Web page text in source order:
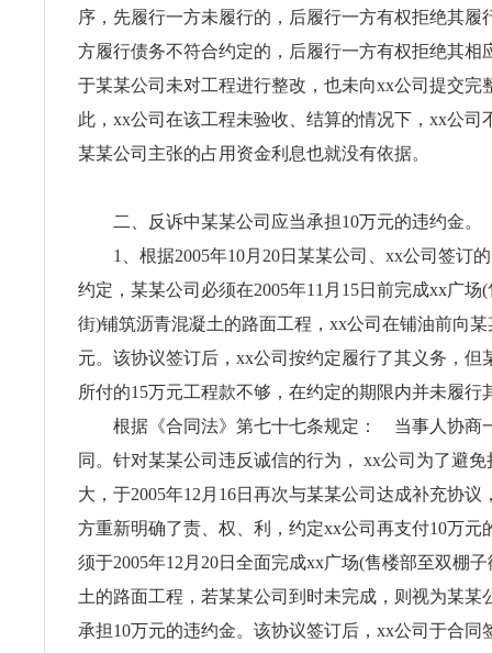
序，先履行一方未履行的，后履行一方有权拒绝其履
方履行债务不符合约定的，后履行一方有权拒绝其相
于某某公司未对工程进行整改，也未向xx公司提交完
此，xx公司在该工程未验收、结算的情况下，xx公司
某某公司主张的占用资金利息也就没有依据。
二、反诉中某某公司应当承担10万元的违约金。
1、根据2005年10月20日某某公司、xx公司签订
约定，某某公司必须在2005年11月15日前完成xx广场
街)铺筑沥青混凝土的路面工程，xx公司在铺油前向某
元。该协议签订后，xx公司按约定履行了其义务，但
所付的15万元工程款不够，在约定的期限内并未履行
根据《合同法》第七十七条规定： 当事人协商
同。针对某某公司违反诚信的行为， xx公司为了避
大，于2005年12月16日再次与某某公司达成补充协议
方重新明确了责、权、利，约定xx公司再支付10万元
须于2005年12月20日全面完成xx广场(售楼部至双棚
土的路面工程，若某某公司到时未完成，则视为某某
承担10万元的违约金。该协议签订后，xx公司于合同